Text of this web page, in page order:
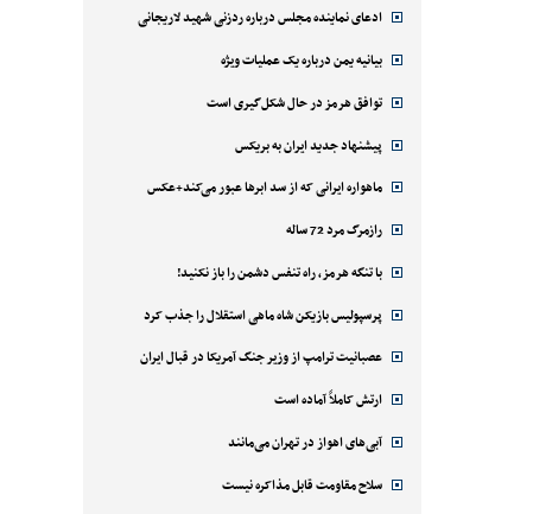
ادعای نماینده مجلس درباره ردزنی شهید لاریجانی
بیانیه یمن درباره یک عملیات ویژه
توافق هرمز در حال شکل‌گیری است
پیشنهاد جدید ایران به بریکس
ماهواره ایرانی که از سد ابرها عبور می‌کند+عکس
رازمرگ مرد 72 ساله
با تنگه هرمز، راه تنفس دشمن را باز نکنید!
پرسپولیس بازیکن شاه ماهی استقلال را جذب کرد
عصبانیت ترامپ از وزیر جنگ آمریکا در قبال ایران
ارتش کاملاً آماده است
آبی‌های اهواز در تهران می‌مانند
سلاح مقاومت قابل مذاکره نیست